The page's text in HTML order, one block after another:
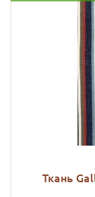
Ткань